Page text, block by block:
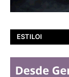
ESTILOI